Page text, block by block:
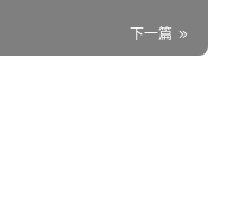
下一篇